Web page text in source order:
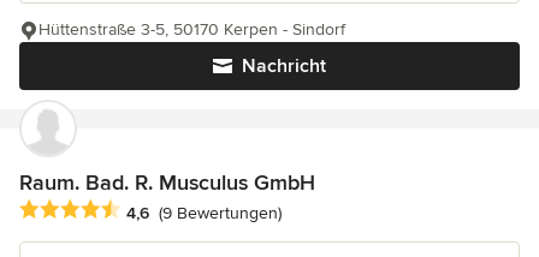
Nachricht
Hüttenstraße 3-5, 50170 Kerpen - Sindorf
Raum. Bad. R. Musculus GmbH
Durchschnittliche Bewertung: 4.6 von 5 Sternen
4,6 (9 Bewertungen)